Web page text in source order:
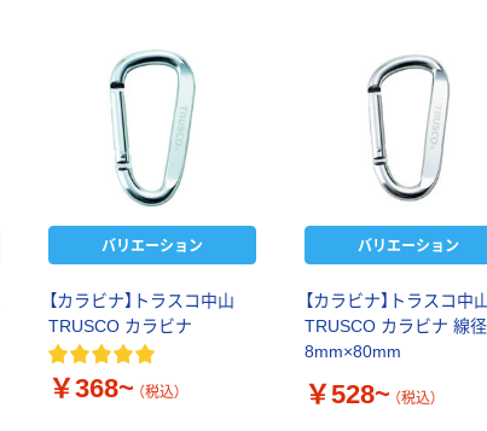
バリエーション
【カラビナ】トラスコ中山
TRUSCO カラビナ
￥368~ （税込）
バリエーション
【カラビナ】トラスコ中
TRUSCO カラビナ 線径
8mm×80mm
￥528~ （税込）